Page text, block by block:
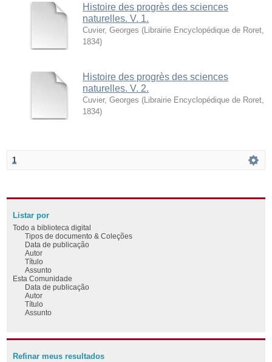
Histoire des progrès des sciences
naturelles. V. 1.
Cuvier, Georges ( Librairie Encyclopédique de Roret
1834)
Histoire des progrès des sciences
naturelles. V. 2.
Cuvier, Georges ( Librairie Encyclopédique de Roret
1834)
1
Listar por
Todo a biblioteca digital
Tipos de documento & Coleções
Data de publicação
Autor
Título
Assunto
Esta Comunidade
Data de publicação
Autor
Título
Assunto
Refinar meus resultados